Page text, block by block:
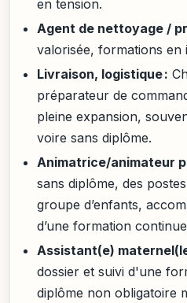
en tension.
Agent de nettoyage /
valorisée, formations en
Livraison, logistique :
préparateur de
pleine expansion,
voire sans diplôme.
Animatrice/animateur
sans diplôme, des
groupe d’enfants,
d’une formation
Assistant(e)
dossier et suivi d'une
diplôme non obligatoire